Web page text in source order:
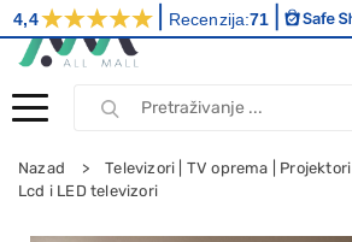
Nazad
Televizori | TV oprema | Projektori
Lcd i LED televizori
4,4 Recenzija:71